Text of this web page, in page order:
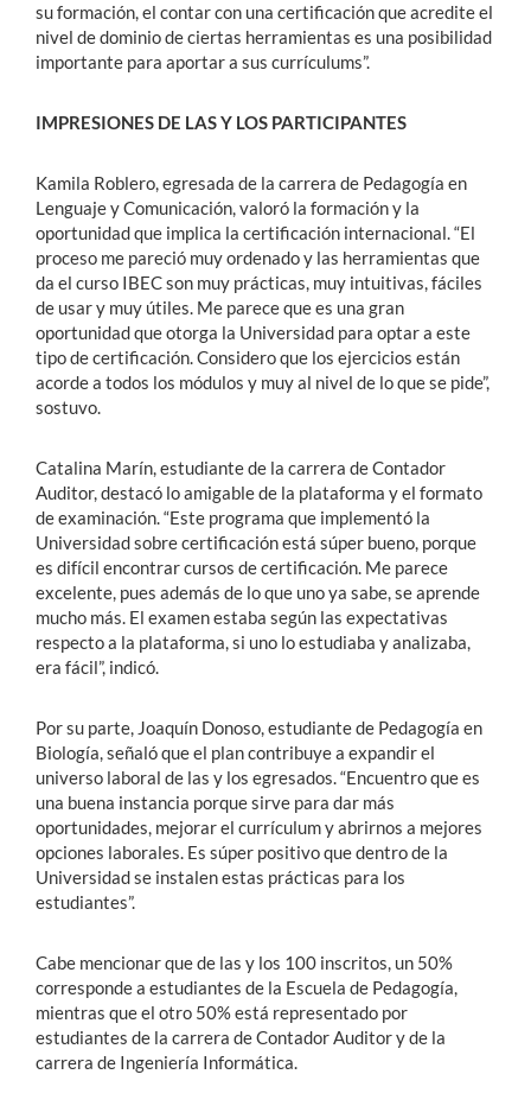
su formación, el contar con una certificación que acredite el
nivel de dominio de ciertas herramientas es una posibilidad
importante para aportar a sus currículums”.
IMPRESIONES DE LAS Y LOS PARTICIPANTES
Kamila Roblero, egresada de la carrera de Pedagogía en
Lenguaje y Comunicación, valoró la formación y la
oportunidad que implica la certificación internacional. “El
proceso me pareció muy ordenado y las herramientas que
da el curso IBEC son muy prácticas, muy intuitivas, fáciles
de usar y muy útiles. Me parece que es una gran
oportunidad que otorga la Universidad para optar a este
tipo de certificación. Considero que los ejercicios están
acorde a todos los módulos y muy al nivel de lo que se pide”,
sostuvo.
Catalina Marín, estudiante de la carrera de Contador
Auditor, destacó lo amigable de la plataforma y el formato
de examinación. “Este programa que implementó la
Universidad sobre certificación está súper bueno, porque
es difícil encontrar cursos de certificación. Me parece
excelente, pues además de lo que uno ya sabe, se aprende
mucho más. El examen estaba según las expectativas
respecto a la plataforma, si uno lo estudiaba y analizaba,
era fácil”, indicó.
Por su parte, Joaquín Donoso, estudiante de Pedagogía en
Biología, señaló que el plan contribuye a expandir el
universo laboral de las y los egresados. “Encuentro que es
una buena instancia porque sirve para dar más
oportunidades, mejorar el currículum y abrirnos a mejores
opciones laborales. Es súper positivo que dentro de la
Universidad se instalen estas prácticas para los
estudiantes”.
Cabe mencionar que de las y los 100 inscritos, un 50%
corresponde a estudiantes de la Escuela de Pedagogía,
mientras que el otro 50% está representado por
estudiantes de la carrera de Contador Auditor y de la
carrera de Ingeniería Informática.